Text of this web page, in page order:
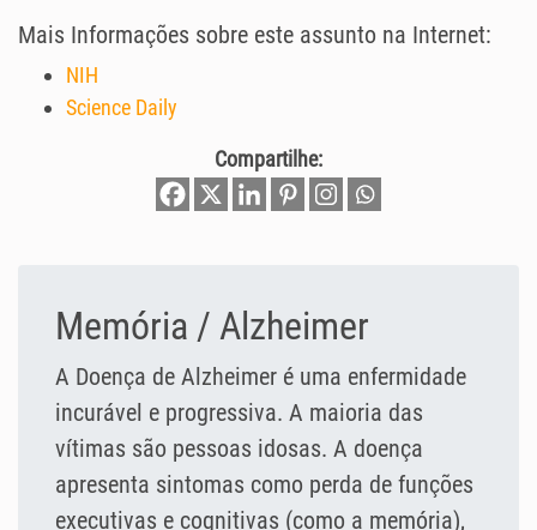
Mais Informações sobre este assunto na Internet:
NIH
Science Daily
Compartilhe:
Memória / Alzheimer
A Doença de Alzheimer é uma enfermidade
incurável e progressiva. A maioria das
vítimas são pessoas idosas. A doença
apresenta sintomas como perda de funções
executivas e cognitivas (como a memória),